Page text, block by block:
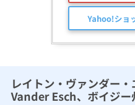
Yahoo!ショ
レイトン・ヴァンダー
Vander Esch、ボイジー